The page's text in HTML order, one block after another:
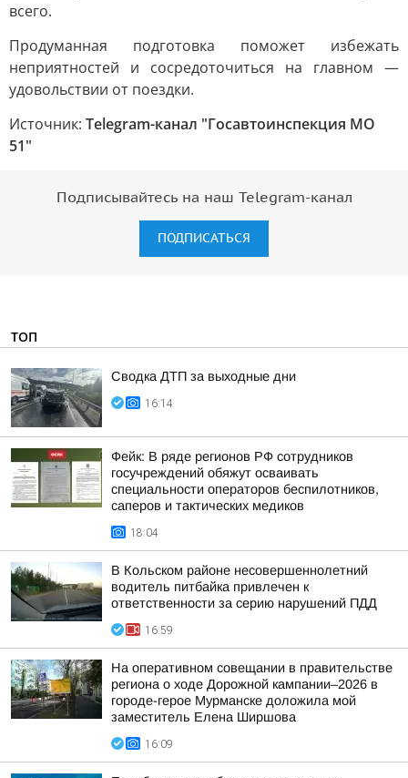
всего.
Продуманная подготовка поможет избежать
неприятностей и сосредоточиться на главном —
удовольствии от поездки.
Источник: Telegram-канал "Госавтоинспекция МО
51"
Подписывайтесь на наш Telegram-канал
ПОДПИСАТЬСЯ
ТОП
Сводка ДТП за выходные дни
16:14
Фейк: В ряде регионов РФ сотрудников
госучреждений обяжут осваивать
специальности операторов беспилотников,
саперов и тактических медиков
18:04
В Кольском районе несовершеннолетний
водитель питбайка привлечен к
ответственности за серию нарушений ПДД
16:59
На оперативном совещании в правительстве
региона о ходе Дорожной кампании–2026 в
городе-герое Мурманске доложила мой
заместитель Елена Ширшова
16:09